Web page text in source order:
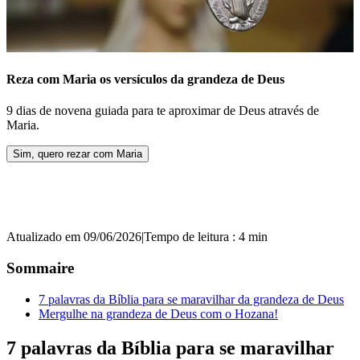
Reza com Maria os versículos da grandeza de Deus
9 dias de novena guiada para te aproximar de Deus através de
Maria.
Sim, quero rezar com Maria
Atualizado em 09/06/2026|Tempo de leitura : 4 min
Sommaire
7 palavras da Bíblia para se maravilhar da grandeza de Deus
Mergulhe na grandeza de Deus com o Hozana!
7 palavras da Bíblia para se maravilhar